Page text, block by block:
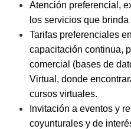
Atención preferencial,
los servicios que
Tarifas preferenciales
capacitación continua,
comercial (bases de
Virtual, donde
cursos virtuales.
Invitación a eventos y
coyunturales y de